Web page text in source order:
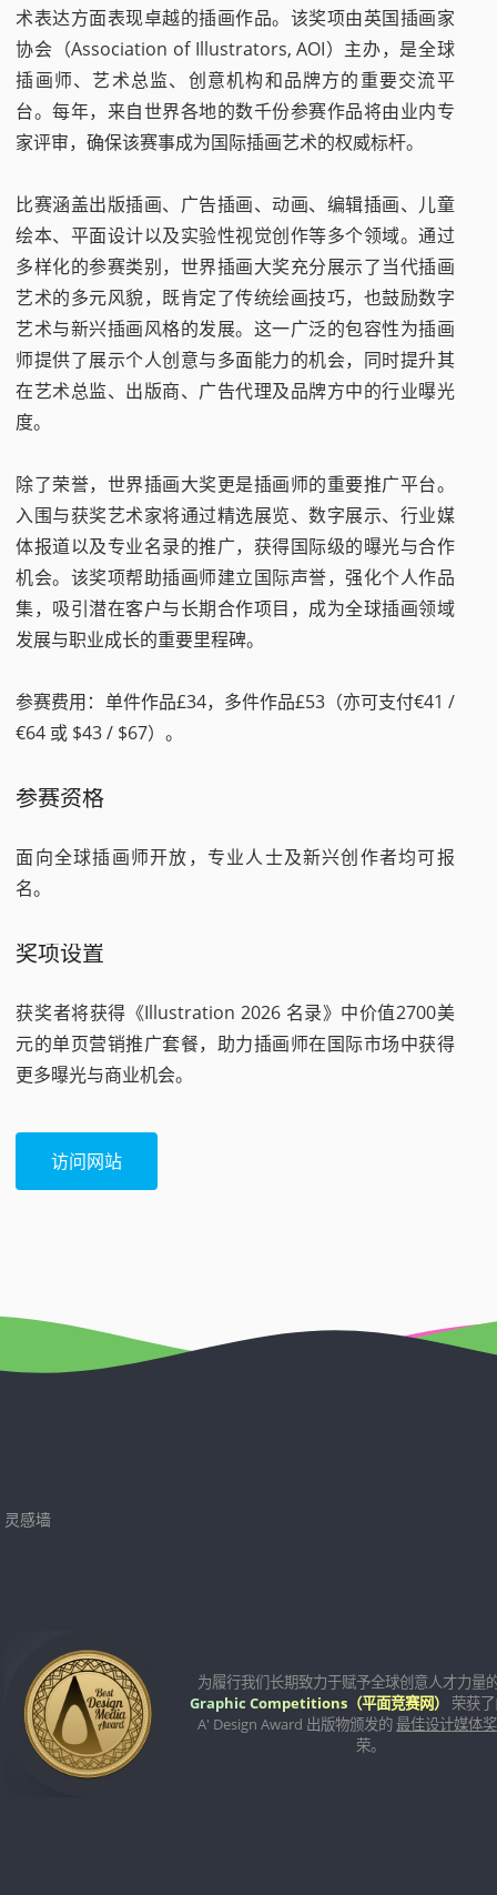
术表达方面表现卓越的插画作品。该奖项由英国插画家
协会（Association of Illustrators, AOI）主办，是全球
插画师、艺术总监、创意机构和品牌方的重要交流平
台。每年，来自世界各地的数千份参赛作品将由业内专
家评审，确保该赛事成为国际插画艺术的权威标杆。
比赛涵盖出版插画、广告插画、动画、编辑插画、儿童
绘本、平面设计以及实验性视觉创作等多个领域。通过
多样化的参赛类别，世界插画大奖充分展示了当代插画
艺术的多元风貌，既肯定了传统绘画技巧，也鼓励数字
艺术与新兴插画风格的发展。这一广泛的包容性为插画
师提供了展示个人创意与多面能力的机会，同时提升其
在艺术总监、出版商、广告代理及品牌方中的行业曝光
度。
除了荣誉，世界插画大奖更是插画师的重要推广平台。
入围与获奖艺术家将通过精选展览、数字展示、行业媒
体报道以及专业名录的推广，获得国际级的曝光与合作
机会。该奖项帮助插画师建立国际声誉，强化个人作品
集，吸引潜在客户与长期合作项目，成为全球插画领域
发展与职业成长的重要里程碑。
参赛费用：单件作品£34，多件作品£53（亦可支付€41 /
€64 或 $43 / $67）。
参赛资格
面向全球插画师开放，专业人士及新兴创作者均可报
名。
奖项设置
获奖者将获得《Illustration 2026 名录》中价值2700美
元的单页营销推广套餐，助力插画师在国际市场中获得
更多曝光与商业机会。
访问网站
灵感墙
为履行我们长期致力于赋予全球创意人才力量
Graphic Competitions（平面竞赛网）
荣获
A' Design Award 出版物颁发的最佳设计媒体奖
荣。